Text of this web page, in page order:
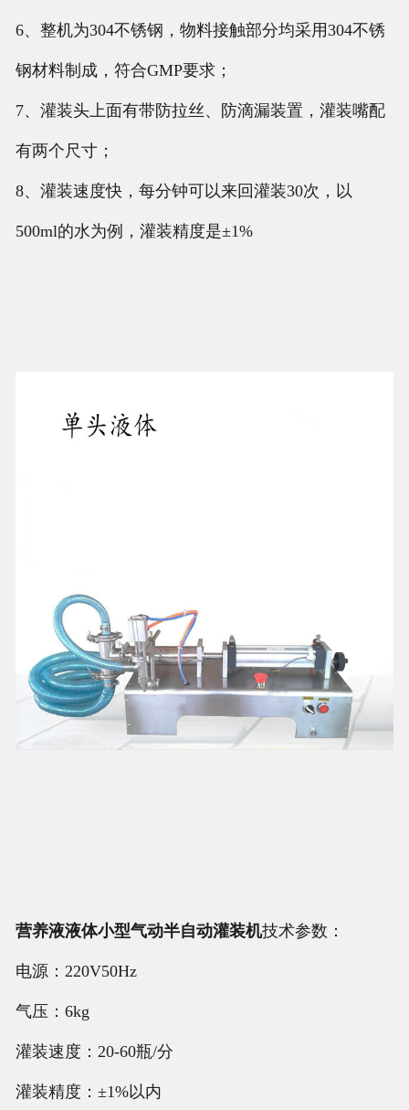
6、整机为304不锈钢，物料接触部分均采用304不锈
钢材料制成，符合GMP要求；
7、灌装头上面有带防拉丝、防滴漏装置，灌装嘴配
有两个尺寸；
8、灌装速度快，每分钟可以来回灌装30次，以
500ml的水为例，灌装精度是±1%
营养液液体小型气动半自动灌装机技术参数：
电源：220V50Hz
气压：6kg
灌装速度：20-60瓶/分
灌装精度：±1%以内